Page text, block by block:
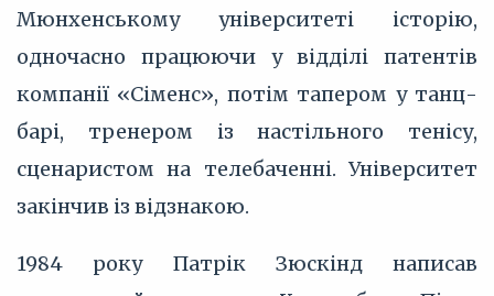
Мюнхенському університеті історію,
одночасно працюючи у відділі патентів
компанії «Сіменс», потім тапером у танц-
барі, тренером із настільного тенісу,
сценаристом на телебаченні. Університет
закінчив із відзнакою.
1984 року Патрік Зюскінд написав